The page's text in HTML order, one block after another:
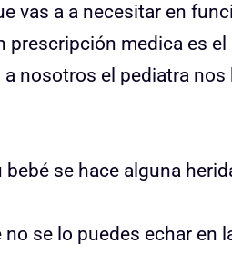
vas a a necesitar en
prescripción medica es
nosotros el pediatra nos
se hace alguna
se lo puedes echar en